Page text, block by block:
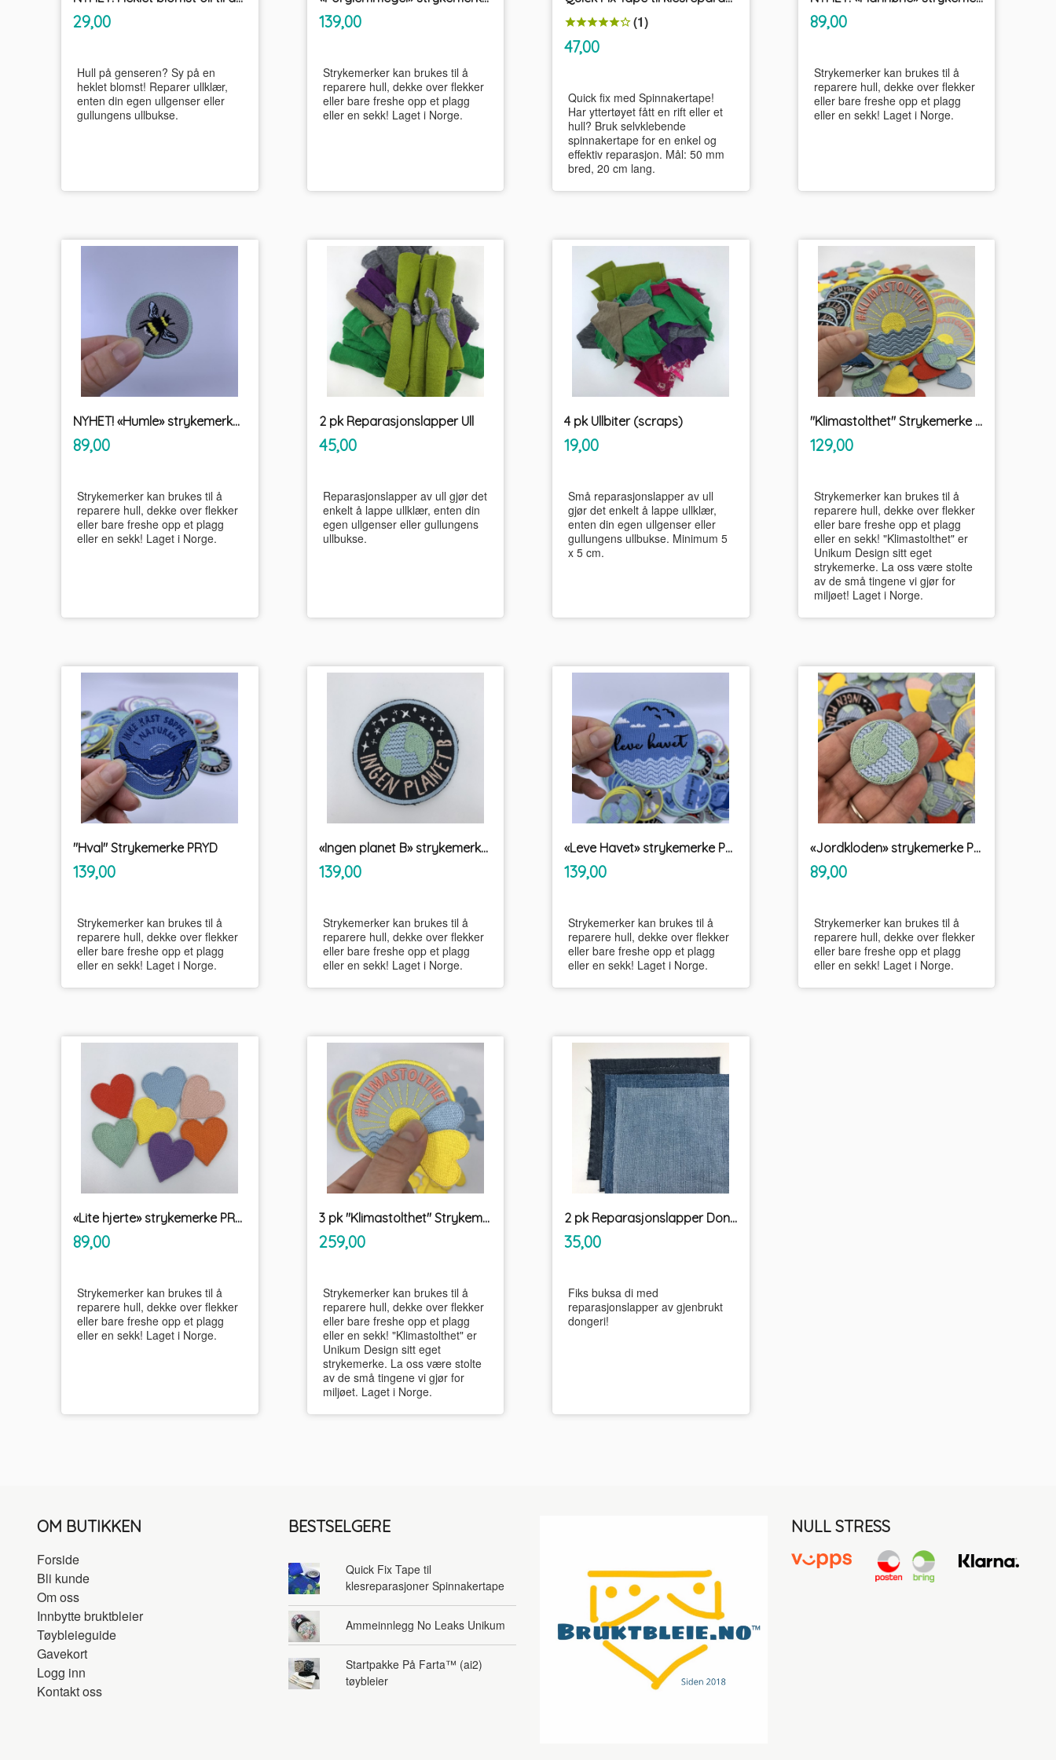
Pris
29,00mva.
Hull på genseren? Sy på en
heklet blomst! Reparer ullklær,
enten din egen ullgenser eller
gullungens ullbukse.
Pris
139,00inkl.
mva.
Strykemerker kan brukes til å
reparere hull, dekke over flekker
eller bare freshe opp et plagg
eller en sekk! Laget i Norge.
(1)
Pris
47,00mva.
Quick fix med Spinnakertape!
Har yttertøyet fått en rift eller et
hull? Bruk selvklebende
spinnakertape for en enkel og
effektiv reparasjon. Mål: 50 mm
bred, 20 cm lang.
Pris
89,00inkl.
mva.
Strykemerker kan brukes til å
reparere hull, dekke over flekker
eller bare freshe opp et plagg
eller en sekk! Laget i Norge.
NYHET! «Humle» strykemerke PRYD
Pris
89,00mva.
Strykemerker kan brukes til å
reparere hull, dekke over flekker
eller bare freshe opp et plagg
eller en sekk! Laget i Norge.
2 pk Reparasjonslapper Ull
Pris
45,00inkl.
mva.
Reparasjonslapper av ull gjør det
enkelt å lappe ullklær, enten din
egen ullgenser eller gullungens
ullbukse.
4 pk Ullbiter (scraps)
Pris
19,00mva.
Små reparasjonslapper av ull
gjør det enkelt å lappe ullklær,
enten din egen ullgenser eller
gullungens ullbukse. Minimum 5
x 5 cm.
"Klimastolthet" Strykemerke PRYD
Pris
129,00inkl.
mva.
Strykemerker kan brukes til å
reparere hull, dekke over flekker
eller bare freshe opp et plagg
eller en sekk! "Klimastolthet" er
Unikum Design sitt eget
strykemerke. La oss være stolte
av de små tingene vi gjør for
miljøet! Laget i Norge.
"Hval" Strykemerke PRYD
Pris
139,00mva.
Strykemerker kan brukes til å
reparere hull, dekke over flekker
eller bare freshe opp et plagg
eller en sekk! Laget i Norge.
«Ingen planet B» strykemerke PRYD
Pris
139,00inkl.
mva.
Strykemerker kan brukes til å
reparere hull, dekke over flekker
eller bare freshe opp et plagg
eller en sekk! Laget i Norge.
«Leve Havet» strykemerke PRYD
Pris
139,00mva.
Strykemerker kan brukes til å
reparere hull, dekke over flekker
eller bare freshe opp et plagg
eller en sekk! Laget i Norge.
«Jordkloden» strykemerke PRYD
Pris
89,00inkl.
mva.
Strykemerker kan brukes til å
reparere hull, dekke over flekker
eller bare freshe opp et plagg
eller en sekk! Laget i Norge.
«Lite hjerte» strykemerke PRYD
Pris
89,00mva.
Strykemerker kan brukes til å
reparere hull, dekke over flekker
eller bare freshe opp et plagg
eller en sekk! Laget i Norge.
3 pk "Klimastolthet" Strykemerkepakke Pryd Brodering
Pris
259,00inkl.
mva.
Strykemerker kan brukes til å
reparere hull, dekke over flekker
eller bare freshe opp et plagg
eller en sekk! "Klimastolthet" er
Unikum Design sitt eget
strykemerke. La oss være stolte
av de små tingene vi gjør for
miljøet. Laget i Norge.
2 pk Reparasjonslapper Dongeri
Pris
35,00mva.
Fiks buksa di med
reparasjonslapper av gjenbrukt
dongeri!
OM BUTIKKEN
Forside
Bli kunde
Om oss
Innbytte bruktbleier
Tøybleieguide
Gavekort
Logg inn
Kontakt oss
BESTSELGERE
Quick Fix Tape til
klesreparasjoner Spinnakertape
Ammeinnlegg No Leaks Unikum
Startpakke På Farta™ (ai2)
tøybleier
NULL STRESS